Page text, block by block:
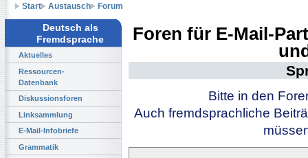
Start
Austausch Forum
Deutsch als
Fremdsprache
Aktuelles
Ressourcen-
Datenbank
Diskussionsforen
Linksammlung
E-Mail-Infobriefe
Grammatik
Foren für E-Mail-
Bitte in den
Auch fremdsprachliche